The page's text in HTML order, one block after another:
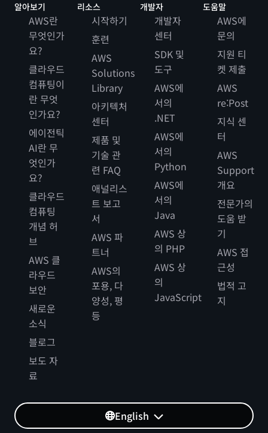
알아보기
AWS란
무엇인가
요?
클라우드
컴퓨팅이
란 무엇
인가요?
에이전틱
AI란 무
엇인가
요?
클라우드
컴퓨팅
개념 허
브
AWS 클
라우드
보안
새로운
소식
블로그
보도 자
료
리소스
시작하기
훈련
AWS
Solutions
Library
아키텍처
센터
제품 및
기술 관
련 FAQ
애널리스
트 보고
서
AWS 파
트너
AWS의
포용, 다
양성, 평
등
개발자
개발자
센터
SDK 및
도구
AWS에
서의
.NET
AWS에
서의
Python
AWS에
서의
Java
AWS 상
의 PHP
AWS 상
의
JavaScript
도움말
AWS에
문의
지원 티
켓 제출
AWS
re:Post
지식 센
터
AWS
Support
개요
전문가의
도움 받
기
AWS 접
근성
법적 고
지
English